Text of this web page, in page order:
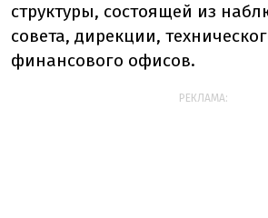
структуры, состоящей из
совета, дирекции,
финансового офисов.
РЕКЛАМА: